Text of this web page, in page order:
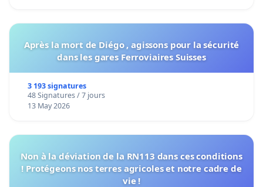
Après la mort de Diégo , agissons pour la sécurité
dans les gares Ferroviaires Suisses
3 193 signatures
48 Signatures / 7 jours
13 May 2026
Non à la déviation de la RN113 dans ces conditions
! Protégeons nos terres agricoles et notre cadre de
vie !